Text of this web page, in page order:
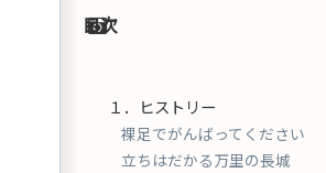
目次
１．ヒストリー
裸足でがんばってください
立ちはだかる万里の長城